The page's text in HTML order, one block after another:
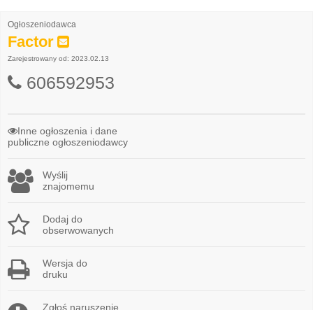
Ogłoszeniodawca
Factor
Zarejestrowany od: 2023.02.13
606592953
Inne ogłoszenia i dane
publiczne ogłoszeniodawcy
Wyślij
znajomemu
Dodaj do
obserwowanych
Wersja do
druku
Zgłoś naruszenie